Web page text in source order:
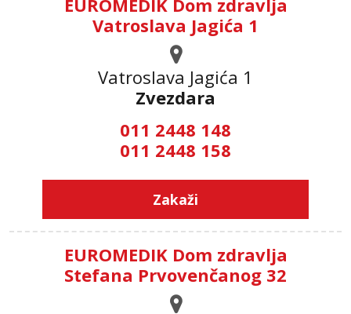
EUROMEDIK Dom zdravlja
Vatroslava Jagića 1
Vatroslava Jagića 1
Zvezdara
011 2448 148
011 2448 158
Zakaži
EUROMEDIK Dom zdravlja
Stefana Prvovenčanog 32